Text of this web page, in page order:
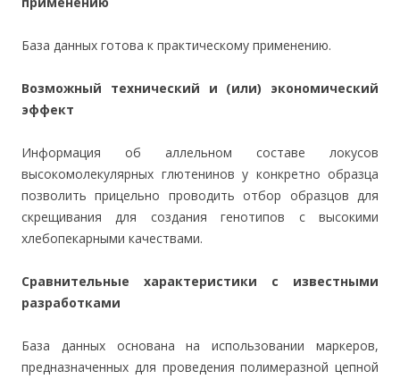
База данных готова к практическому применению.
Возможный технический и (или) экономический
эффект
Информация об аллельном составе локусов
высокомолекулярных глютенинов у конкретно образца
позволить прицельно проводить отбор образцов для
скрещивания для создания генотипов с высокими
хлебопекарными качествами.
Сравнительные характеристики с известными
разработками
База данных основана на использовании маркеров,
предназначенных для проведения полимеразной цепной